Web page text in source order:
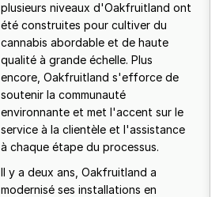
plusieurs niveaux d'Oakfruitland ont
été construites pour cultiver du
cannabis abordable et de haute
qualité à grande échelle. Plus
encore, Oakfruitland s'efforce de
soutenir la communauté
environnante et met l'accent sur le
service à la clientèle et l'assistance
à chaque étape du processus.
Il y a deux ans, Oakfruitland a
modernisé ses installations en